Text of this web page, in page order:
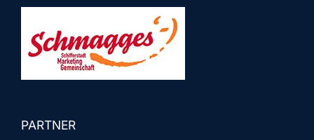
PARTNER